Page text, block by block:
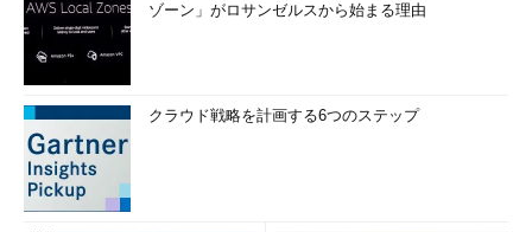
ゾーン」がロサンゼルスから始まる理由
クラウド戦略を計画する6つのステップ